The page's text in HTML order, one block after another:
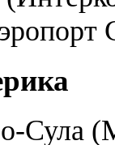
Сула